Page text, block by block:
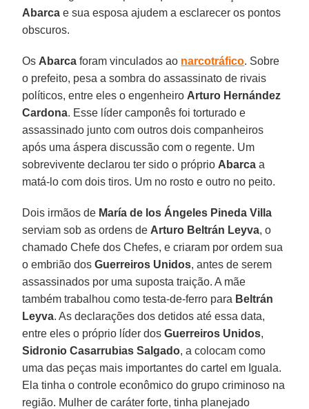
Abarca e sua esposa ajudem a esclarecer os pontos
obscuros.
Os Abarca foram vinculados ao narcotráfico. Sobre
o prefeito, pesa a sombra do assassinato de rivais
políticos, entre eles o engenheiro Arturo Hernández
Cardona. Esse líder camponês foi torturado e
assassinado junto com outros dois companheiros
após uma áspera discussão com o regente. Um
sobrevivente declarou ter sido o próprio Abarca a
matá-lo com dois tiros. Um no rosto e outro no peito.
Dois irmãos de María de los Ángeles Pineda Villa
serviam sob as ordens de Arturo Beltrán Leyva, o
chamado Chefe dos Chefes, e criaram por ordem sua
o embrião dosGuerreiros Unidos, antes de serem
assassinados por uma suposta traição. A mãe
também trabalhou como testa-de-ferro para Beltrán
Leyva. As declarações dos detidos até essa data,
entre eles o próprio líder dosGuerreiros Unidos,
Sidronio Casarrubias Salgado, a colocam como
uma das peças mais importantes do cartel em Iguala.
Ela tinha o controle econômico do grupo criminoso na
região. Mulher de caráter forte, tinha planejado